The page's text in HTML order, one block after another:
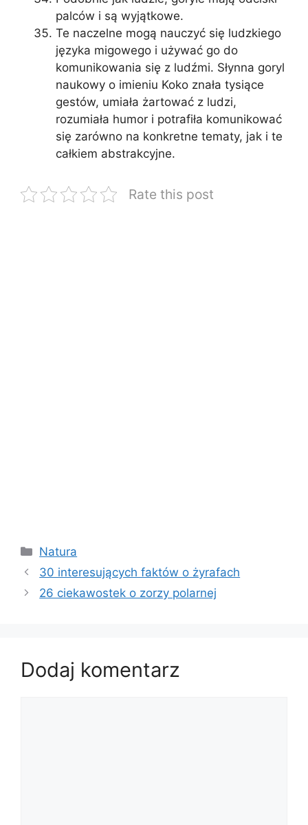
palców i są wyjątkowe.
Te naczelne mogą nauczyć się ludzkiego
języka migowego i używać go do
komunikowania się z ludźmi. Słynna goryl
naukowy o imieniu Koko znała tysiące
gestów, umiała żartować z ludzi,
rozumiała humor i potrafiła komunikować
się zarówno na konkretne tematy, jak i te
całkiem abstrakcyjne.
Rate this post
Kategorie
Natura
30 interesujących faktów o żyrafach
26 ciekawostek o zorzy polarnej
Dodaj komentarz